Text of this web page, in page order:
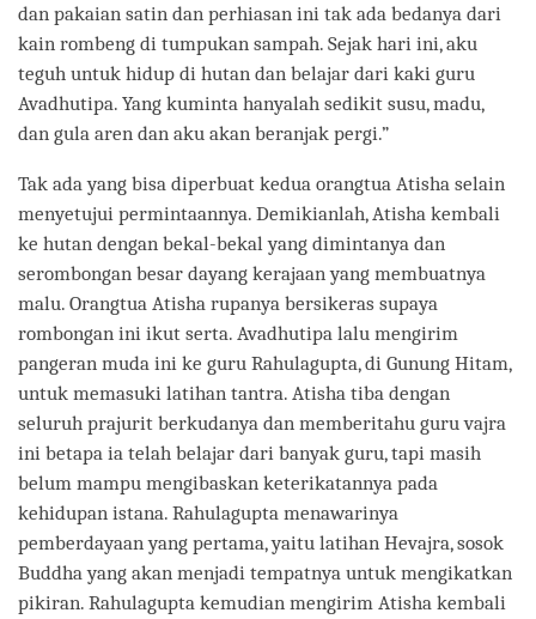
dan pakaian satin dan perhiasan ini tak ada bedanya dari
kain rombeng di tumpukan sampah. Sejak hari ini, aku
teguh untuk hidup di hutan dan belajar dari kaki guru
Avadhutipa. Yang kuminta hanyalah sedikit susu, madu,
dan gula aren dan aku akan beranjak pergi.”
Tak ada yang bisa diperbuat kedua orangtua Atisha selain
menyetujui permintaannya. Demikianlah, Atisha kembali
ke hutan dengan bekal-bekal yang dimintanya dan
serombongan besar dayang kerajaan yang membuatnya
malu. Orangtua Atisha rupanya bersikeras supaya
rombongan ini ikut serta. Avadhutipa lalu mengirim
pangeran muda ini ke guru Rahulagupta, di Gunung Hitam,
untuk memasuki latihan tantra. Atisha tiba dengan
seluruh prajurit berkudanya dan memberitahu guru vajra
ini betapa ia telah belajar dari banyak guru, tapi masih
belum mampu mengibaskan keterikatannya pada
kehidupan istana. Rahulagupta menawarinya
pemberdayaan yang pertama, yaitu latihan Hevajra, sosok
Buddha yang akan menjadi tempatnya untuk mengikatkan
pikiran. Rahulagupta kemudian mengirim Atisha kembali